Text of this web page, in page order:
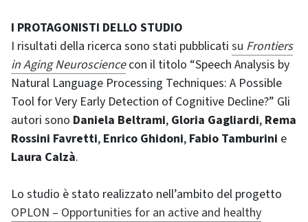
I PROTAGONISTI DELLO STUDIO
I risultati della ricerca sono stati pubblicati su Frontiers
in Aging Neurosciencecon il titolo “Speech Analysis by
Natural Language Processing Techniques: A Possible
Tool for Very Early Detection of Cognitive Decline?” Gli
autori sono Daniela Beltrami, Gloria Gagliardi, Rema
Rossini Favretti, Enrico Ghidoni, Fabio Tamburini e
Laura Calzà.
Lo studio è stato realizzato nell’ambito del progetto
OPLON – Opportunities for an active and healthy